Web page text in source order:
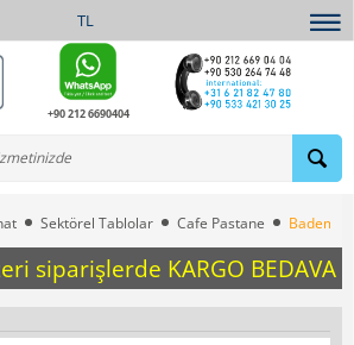
TL
+90 212 6690404
Sektörel Tablolar Cafe Pastane Bademli
siparişlerde KARGO BEDAVA